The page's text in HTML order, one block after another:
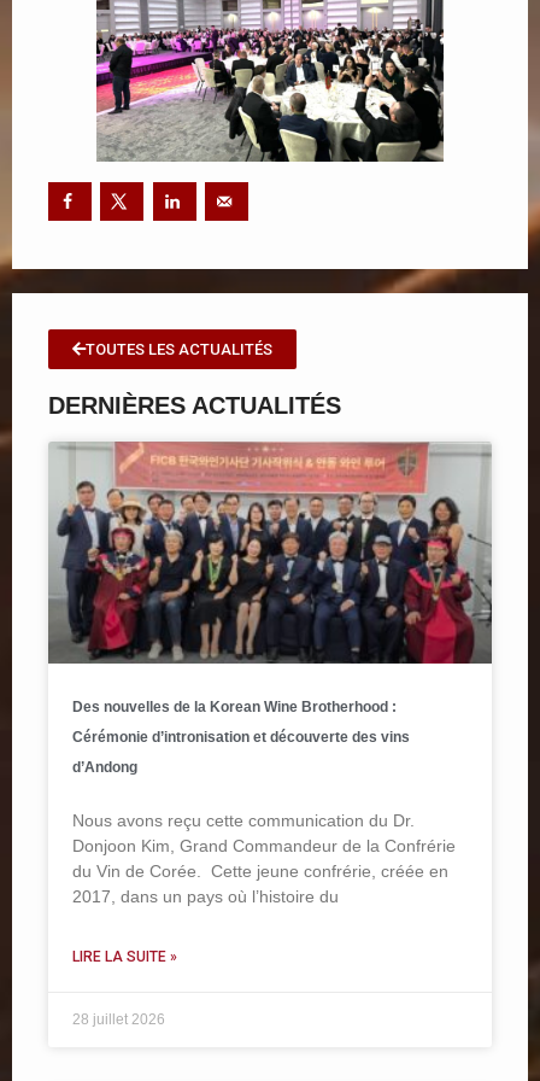
TOUTES LES ACTUALITÉS
DERNIÈRES ACTUALITÉS
Des nouvelles de la Korean Wine Brotherhood :
Cérémonie d’intronisation et découverte des vins
d’Andong
Nous avons reçu cette communication du Dr.
Donjoon Kim, Grand Commandeur de la Confrérie
du Vin de Corée. Cette jeune confrérie, créée en
2017, dans un pays où l’histoire du
LIRE LA SUITE »
28 juillet 2026